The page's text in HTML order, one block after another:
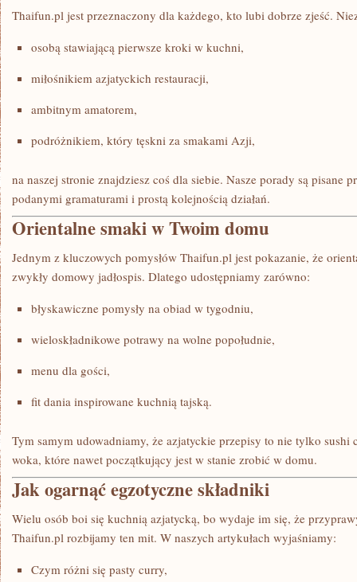
Thaifun.pl jest przeznaczony dla każdego, kto lubi dobrze zjeść.
osobą stawiającą pierwsze kroki w kuchni,
miłośnikiem azjatyckich restauracji,
ambitnym amatorem,
podróżnikiem, który tęskni za smakami Azji,
na naszej stronie znajdziesz coś dla siebie. Nasze porady są pisane
podanymi gramaturami i prostą kolejnością działań.
Orientalne smaki w Twoim domu
Jednym z kluczowych pomysłów Thaifun.pl jest pokazanie, że
zwykły domowy jadłospis. Dlatego udostępniamy zarówno:
błyskawiczne pomysły na obiad w tygodniu,
wieloskładnikowe potrawy na wolne popołudnie,
menu dla gości,
fit dania inspirowane kuchnią tajską.
Tym samym udowadniamy, że azjatyckie przepisy to nie tylko sushi
woka, które nawet początkujący jest w stanie zrobić w domu.
Jak ogarnąć egzotyczne składniki
Wielu osób boi się kuchnią azjatycką, bo wydaje im się, że
Thaifun.pl rozbijamy ten mit. W naszych artykułach wyjaśniamy:
Czym różni się pasty curry,